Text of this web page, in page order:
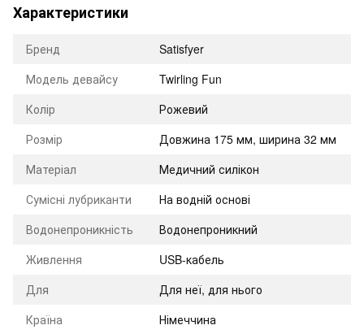
Характеристики
Бренд
Satisfyer
Модель девайсу
Twirling Fun
Колір
Рожевий
Розмір
Довжина 175 мм, ширина 32 мм
Матеріал
Медичний силікон
Сумісні лубриканти
На водній основі
Водонепроникність
Водонепроникний
Живлення
USB-кабель
Для
Для неї, для нього
Країна
Німеччина